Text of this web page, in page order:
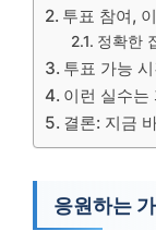
투표 참여,
정확한
투표 가능
이런 실수는
결론: 지금
응원하는